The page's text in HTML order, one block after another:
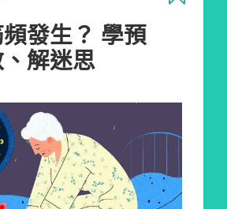
發生？ 學預
解迷思